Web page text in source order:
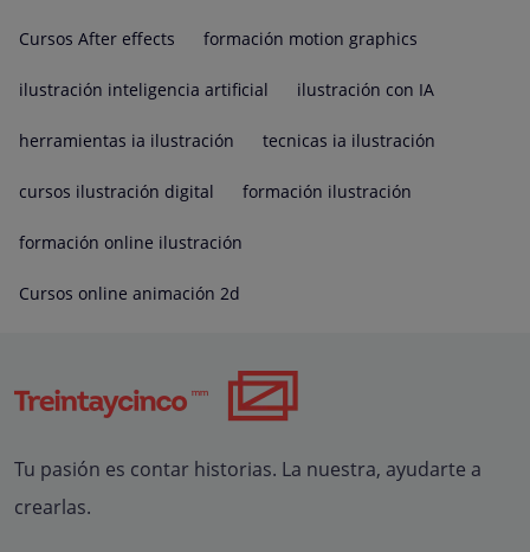
Cursos After effects formación motion graphics
ilustración inteligencia artificial ilustración con IA
herramientas ia ilustración tecnicas ia ilustración
cursos ilustración digital formación ilustración
formación online ilustración
Cursos online animación 2d
Tu pasión es contar historias. La nuestra, ayudarte a
crearlas.